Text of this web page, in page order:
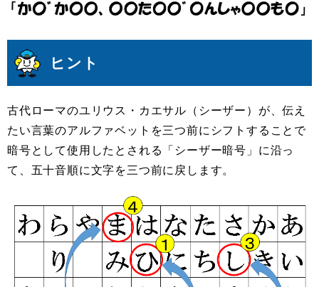
ヒント
古代ローマのユリウス・カエサル（シーザー）が、伝え
たい言葉のアルファベットを三つ前にシフトすることで
暗号として使用したとされる「シーザー暗号」に沿っ
て、五十音順に文字を三つ前に戻します。